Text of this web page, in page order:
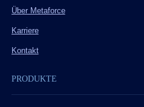
Über Metaforce
Karriere
Kontakt
PRODUKTE